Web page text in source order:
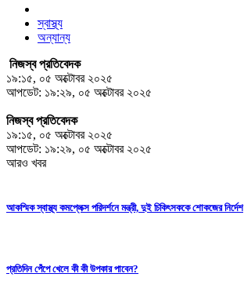
স্বাস্থ্য
অন্যান্য
নিজস্ব প্রতিবেদক
১৯:১৫, ০৫ অক্টোবর ২০২৫
আপডেট: ১৯:২৯, ০৫ অক্টোবর ২০২৫
নিজস্ব প্রতিবেদক
১৯:১৫, ০৫ অক্টোবর ২০২৫
আপডেট: ১৯:২৯, ০৫ অক্টোবর ২০২৫
আরও খবর
আকস্মিক স্বাস্থ্য কমপ্লেক্স পরিদর্শনে মন্ত্রী, দুই চিকিৎসককে শোকজের নির্দেশ
প্রতিদিন পেঁপে খেলে কী কী উপকার পাবেন?